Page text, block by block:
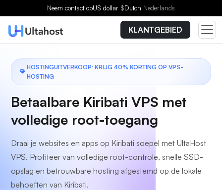
Neem contact opUS dollar $Dutch Nederlands
KLANTGEBIED
HOSTINGUITVERKOOP: KRIJG 40% KORTING OP VPS-
HOSTING
Betaalbare Kiribati VPS met
volledige root-toegang
Draai je websites en apps op Kiribati soepel met UltaHost
VPS. Profiteer van volledige root-controle, snelle SSD-
opslag en betrouwbare hosting afgestemd op de lokale
behoeften van Kiribati.